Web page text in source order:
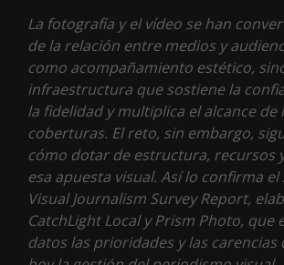
La fotografía y el vídeo se han
de la relación entre medios y
como acompañamiento estético,
infraestructura que sostiene la
la fidelidad y multiplica el alcance de
coberturas. El reto, sin embargo,
cómo dotar de estructura, recursos
esa apuesta visual. Así lo confirma el
Visual Journalism Survey Report,
CatchLight Local y Prism Photo, que
datos las prioridades y las carencias